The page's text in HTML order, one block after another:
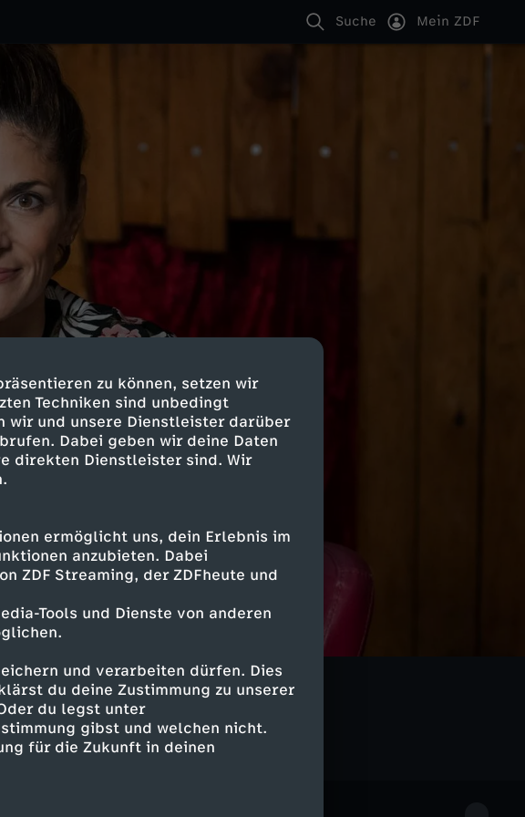
zu können, setzen wir
Techniken sind unbedingt
und unsere Dienstleister darüber
Dabei geben wir deine Daten
direkten Dienstleister sind. Wir
ermöglicht uns, dein Erlebnis im
anzubieten. Dabei
ZDF Streaming, der ZDFheute und
Tools und Dienste von anderen
und verarbeiten dürfen. Dies
du deine Zustimmung zu unserer
du legst unter
gibst und welchen nicht.
für die Zukunft in deinen
Suche Mein ZDF